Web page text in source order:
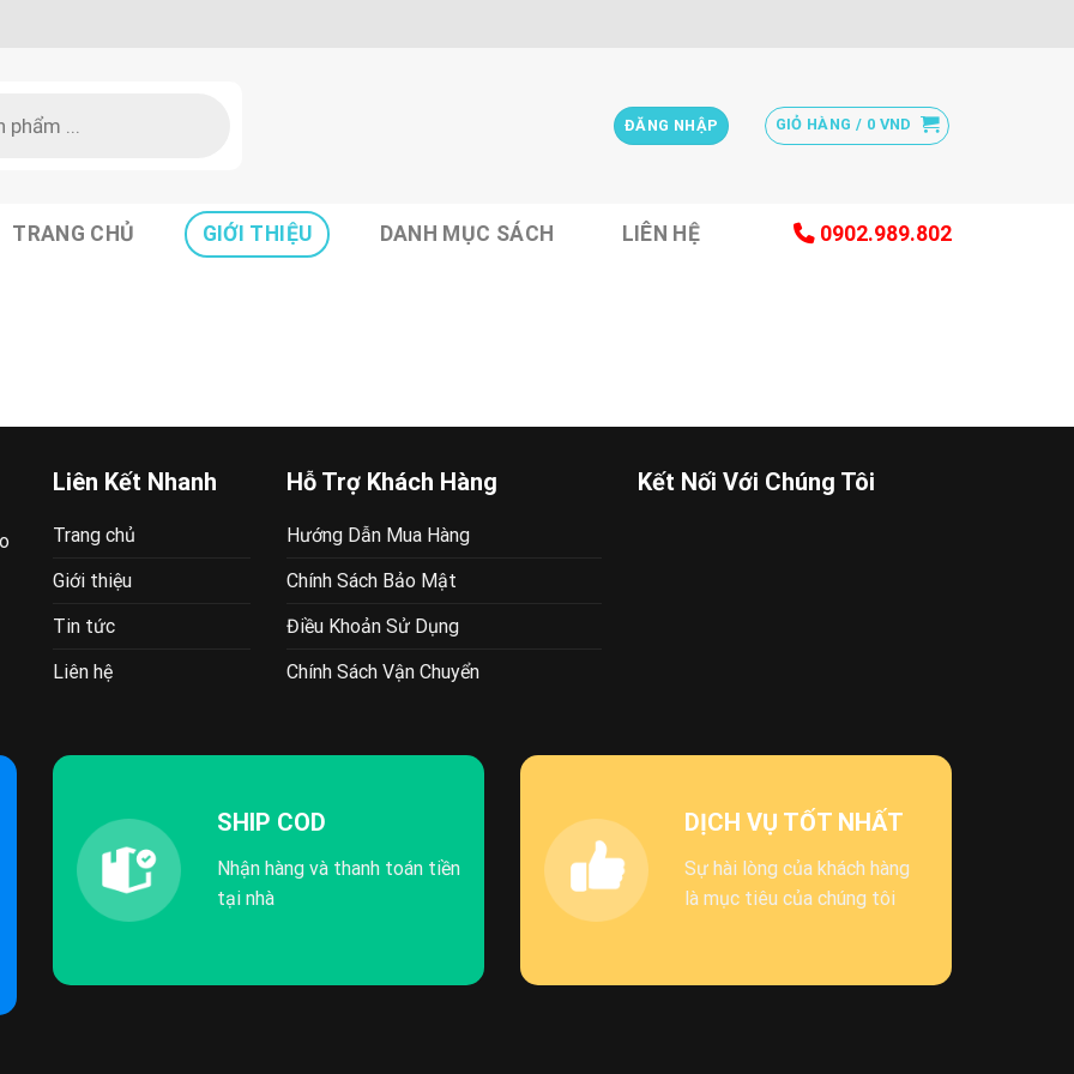
ĐĂNG NHẬP GIỎ HÀNG / 0 VND
TRANG CHỦ GIỚI THIỆU DANH MỤC SÁCH LIÊN HỆ 0902.989.802
Liên Kết Nhanh
Trang chủ
Giới thiệu
Tin tức
Liên hệ
Hỗ Trợ Khách Hàng
Hướng Dẫn Mua Hàng
Chính Sách Bảo Mật
Điều Khoản Sử Dụng
Chính Sách Vận Chuyển
Kết Nối Với Chúng Tôi
SHIP COD
Nhận hàng và thanh toán tiền
tại nhà
DỊCH VỤ TỐT NHẤT
Sự hài lòng của khách hàng
là mục tiêu của chúng tôi